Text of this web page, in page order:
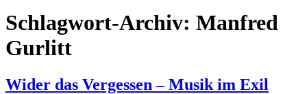
Schlagwort-Archiv: Manfred
Gurlitt
Wider das Vergessen – Musik im Exil